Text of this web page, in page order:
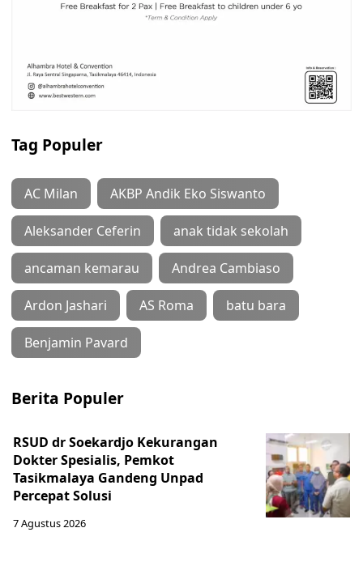
Tag Populer
AC Milan AKBP Andik Eko Siswanto
Aleksander Ceferin anak tidak sekolah
ancaman kemarau Andrea Cambiaso
Ardon Jashari AS Roma batu bara
Benjamin Pavard
Berita Populer
RSUD dr Soekardjo Kekurangan
Dokter Spesialis, Pemkot
Tasikmalaya Gandeng Unpad
Percepat Solusi
7 Agustus 2026